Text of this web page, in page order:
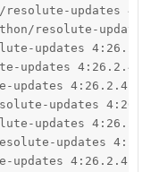
updates
resolute-
updates
updates
updates
updates
updates
updates